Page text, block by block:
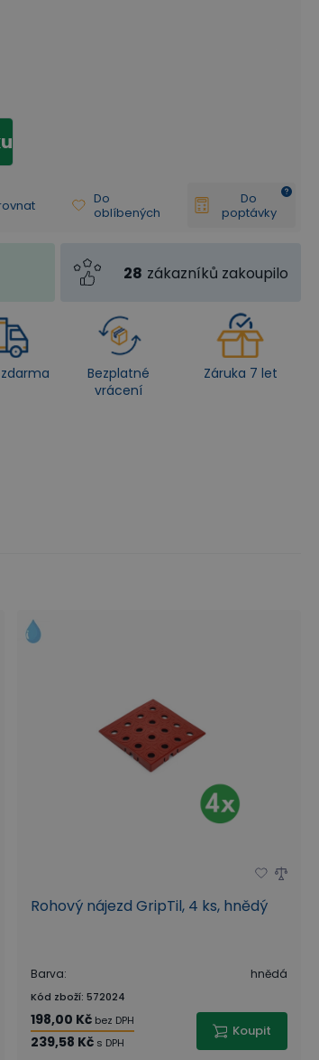
Do
oblíbených
Do
poptávky
28 zákazníků zakoupilo
Bezplatné
vrácení
Záruka 7 let
Rohový nájezd GripTil, 4 ks, hnědý
Barva: hnědá
Kód zboží: 572024
198,00 Kč bez DPH
239,58 Kč s DPH
Koupit